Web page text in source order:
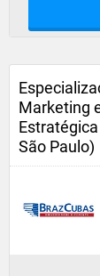
Marketing
São Paulo)